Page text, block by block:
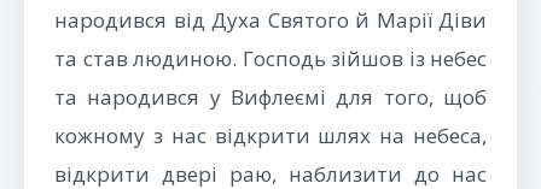
народився від Духа Святого й Марії Діви
та став людиною. Господь зійшов із небес
та народився у Вифлеємі для того, щоб
кожному з нас відкрити шлях на небеса,
відкрити двері раю, наблизити до нас